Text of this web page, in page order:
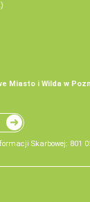
Miasto i Wilda w
Skarbowej: 801